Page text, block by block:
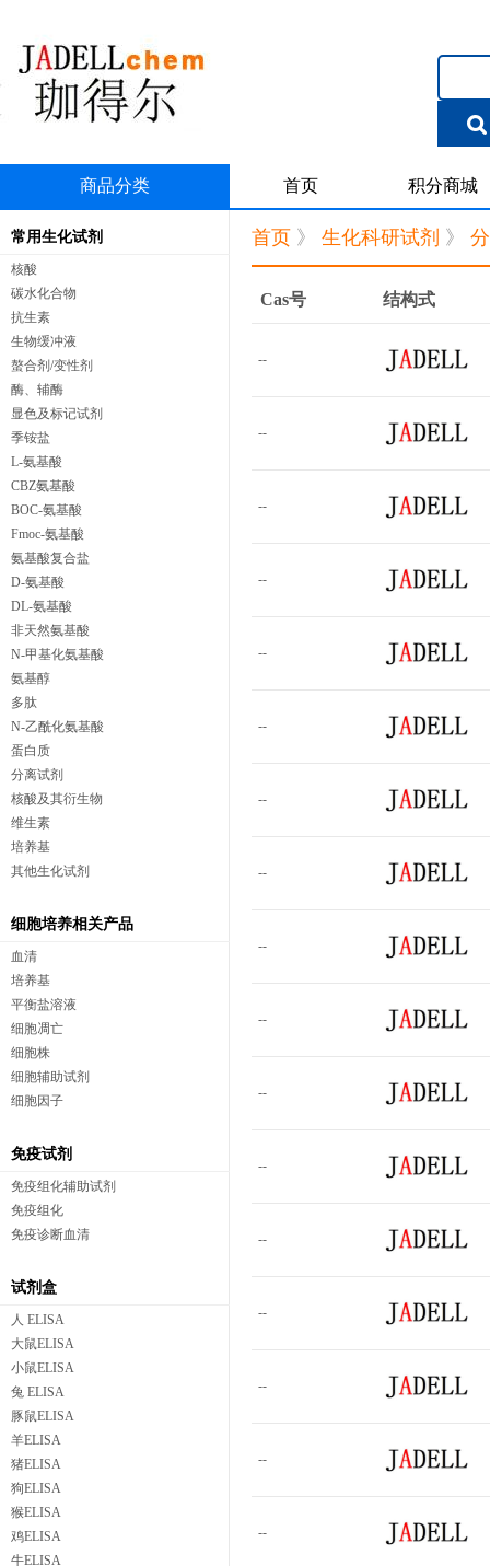
商品分类 首页 积分商城
常用生化试剂
核酸
碳水化合物
抗生素
生物缓冲液
螯合剂/变性剂
酶、辅酶
显色及标记试剂
季铵盐
L-氨基酸
CBZ氨基酸
BOC-氨基酸
Fmoc-氨基酸
氨基酸复合盐
D-氨基酸
DL-氨基酸
非天然氨基酸
N-甲基化氨基酸
氨基醇
多肽
N-乙酰化氨基酸
蛋白质
分离试剂
核酸及其衍生物
维生素
培养基
其他生化试剂
细胞培养相关产品
血清
培养基
平衡盐溶液
细胞凋亡
细胞株
细胞辅助试剂
细胞因子
免疫试剂
免疫组化辅助试剂
免疫组化
免疫诊断血清
试剂盒
人 ELISA
大鼠ELISA
小鼠ELISA
兔 ELISA
豚鼠ELISA
羊ELISA
猪ELISA
狗ELISA
猴ELISA
鸡ELISA
牛ELISA
首页 》 生化科研试剂 》
Cas号 结构式
--
--
--
--
--
--
--
--
--
--
--
--
--
--
--
--
--